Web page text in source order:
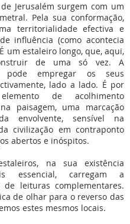
Jerusalém surgem com um
Pela sua conformação,
territorialidade efectiva e
influência (como acontecia
um estaleiro longo, que, aqui,
de uma só vez. A
pode empregar os seus
lado a lado. É por
de acolhimento
paisagem, uma marcação
envolvente, sensível na
civilização em contraponto
abertos e inóspitos.
na sua existência
essencial, carregam a
de leituras complementares.
de olhar para o reverso das
estes mesmos locais.